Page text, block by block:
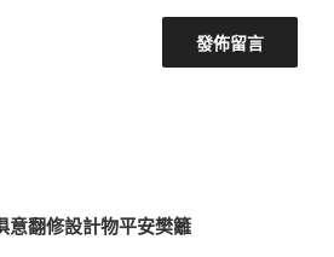
意翻修設計物平安樊籬